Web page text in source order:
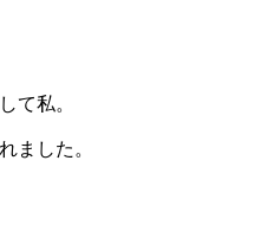
て私。
ました。